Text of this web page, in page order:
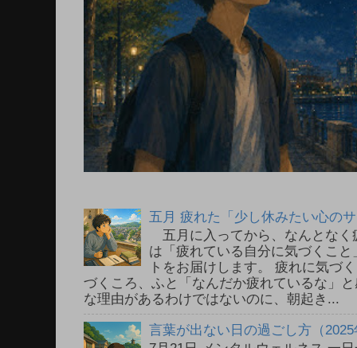
五月 疲れた「少し休みたい心の
五月に入ってから、なんとなく
は「疲れている自分に気づくこ
トをお届けします。 疲れに気
づくころ、ふと「なんだか疲れているな」
な理由があるわけではないのに、朝起き...
言葉が出ない日の過ごし方（